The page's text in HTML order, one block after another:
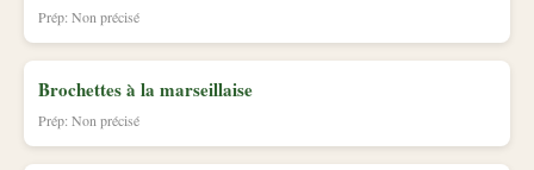
Prép: Non précisé
Brochettes à la marseillaise
Prép: Non précisé